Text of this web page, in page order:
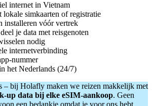
internet in Vietnam
lokale simkaarten of registratie
installeren vóór vertrek
je data met reisgenoten
nodig
internetverbinding
nummer
het Nederlands (24/7)
– bij Holafly maken we reizen makkelijk met
up data bij elke eSIM-aankoop. Geen
een bedankje omdat je voor ons hebt